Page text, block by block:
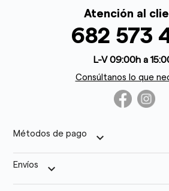
Atención al
682 573
L-V 09:00h a
Consúltanos lo que
Métodos de pago keyboard_arrow_down
Envíos keyboard_arrow_down